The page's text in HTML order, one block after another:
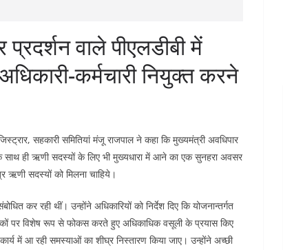
वाले पीएलडीबी में
कर्मचारी नियुक्त करने
सहकारी समितियां मंजू राजपाल ने कहा कि मुख्यमंत्री अवधिपार
साथ ही ऋणी सदस्यों के लिए भी मुख्यधारा में आने का एक सुनहरा अवसर
ऋणी सदस्यों को मिलना चाहिये।
कर रही थीं। उन्होंने अधिकारियों को निर्देश दिए कि योजनान्तर्गत
पर विशेष रूप से फोकस करते हुए अधिकाधिक वसूली के प्रयास किए
में आ रही समस्याओं का शीघ्र निस्तारण किया जाए। उन्होंने अच्छी